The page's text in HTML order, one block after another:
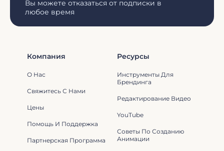
Вы можете отказаться от подписки в
любое время
Компания
О Нас
Свяжитесь С Нами
Цены
Помощь И Поддержка
Партнерская Программа
Ресурсы
Инструменты Для
Брендинга
Редактирование Видео
YouTube
Советы По Созданию
Анимации